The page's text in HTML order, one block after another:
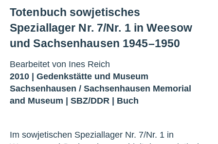
Totenbuch sowjetisches
Speziallager Nr. 7/Nr. 1 in Weesow
und Sachsenhausen 1945–1950
Bearbeitet von Ines Reich
2010 | Gedenkstätte und Museum
Sachsenhausen / Sachsenhausen Memorial
and Museum
SBZ/DDR Buch
Im sowjetischen Speziallager Nr. 7/Nr. 1 in